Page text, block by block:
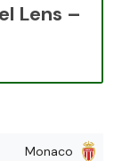
Lens –
Monaco